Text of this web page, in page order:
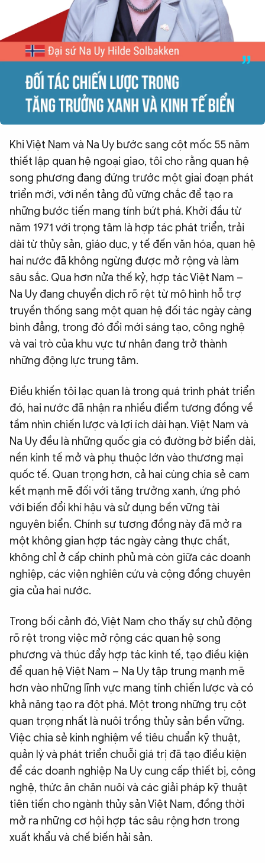
Khi Việt Nam và Na Uy bước sang cột mốc 55 năm
thiết lập quan hệ ngoại giao, tôi cho rằng quan hệ
song phương đang đứng trước một giai đoạn phát
triển mới, với nền tảng đủ vững chắc để tạo ra
những bước tiến mang tính bứt phá. Khởi đầu từ
năm 1971 với trọng tâm là hợp tác phát triển, trải
dài từ thủy sản, giáo dục, y tế đến văn hóa, quan hệ
hai nước đã không ngừng được mở rộng và làm
sâu sắc. Qua hơn nửa thế kỷ, hợp tác Việt Nam –
Na Uy đang chuyển dịch rõ rệt từ mô hình hỗ trợ
truyền thống sang một quan hệ đối tác ngày càng
bình đẳng, trong đó đổi mới sáng tạo, công nghệ
và vai trò của khu vực tư nhân đang trở thành
những động lực trung tâm.
Điều khiến tôi lạc quan là trong quá trình phát triển
đó, hai nước đã nhận ra nhiều điểm tương đồng về
tầm nhìn chiến lược và lợi ích dài hạn. Việt Nam và
Na Uy đều là những quốc gia có đường bờ biển dài,
nền kinh tế mở và phụ thuộc lớn vào thương mại
quốc tế. Quan trọng hơn, cả hai cùng chia sẻ cam
kết mạnh mẽ đối với tăng trưởng xanh, ứng phó
với biến đổi khí hậu và sử dụng bền vững tài
nguyên biển. Chính sự tương đồng này đã mở ra
một không gian hợp tác ngày càng thực chất,
không chỉ ở cấp chính phủ mà còn giữa các doanh
nghiệp, các viện nghiên cứu và cộng đồng chuyên
gia của hai nước.
Trong bối cảnh đó, Việt Nam cho thấy sự chủ động
rõ rệt trong việc mở rộng các quan hệ song
phương và thúc đẩy hợp tác kinh tế, tạo điều kiện
để quan hệ Việt Nam – Na Uy tập trung mạnh mẽ
hơn vào những lĩnh vực mang tính chiến lược và có
khả năng tạo ra đột phá. Một trong những trụ cột
quan trọng nhất là nuôi trồng thủy sản bền vững.
Việc chia sẻ kinh nghiệm về tiêu chuẩn kỹ thuật,
quản lý và phát triển chuỗi giá trị đã tạo điều kiện
để các doanh nghiệp Na Uy cung cấp thiết bị, công
nghệ, thức ăn chăn nuôi và các giải pháp kỹ thuật
tiên tiến cho ngành thủy sản Việt Nam, đồng thời
mở ra những cơ hội hợp tác sâu rộng hơn trong
xuất khẩu và chế biến hải sản.